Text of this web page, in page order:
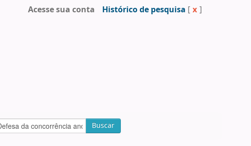
Acesse sua conta Histórico de pesquisa [ x ]
Buscar